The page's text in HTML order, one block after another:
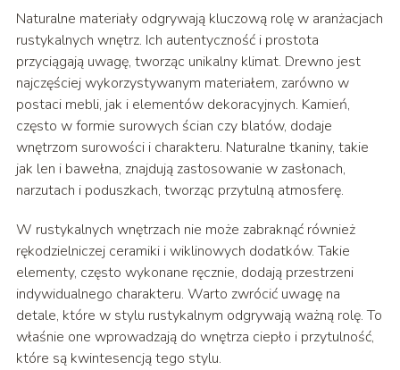
Naturalne materiały odgrywają kluczową rolę w aranżacjach
rustykalnych wnętrz. Ich autentyczność i prostota
przyciągają uwagę, tworząc unikalny klimat. Drewno jest
najczęściej wykorzystywanym materiałem, zarówno w
postaci mebli, jak i elementów dekoracyjnych. Kamień,
często w formie surowych ścian czy blatów, dodaje
wnętrzom surowości i charakteru. Naturalne tkaniny, takie
jak len i bawełna, znajdują zastosowanie w zasłonach,
narzutach i poduszkach, tworząc przytulną atmosferę.
W rustykalnych wnętrzach nie może zabraknąć również
rękodzielniczej ceramiki i wiklinowych dodatków. Takie
elementy, często wykonane ręcznie, dodają przestrzeni
indywidualnego charakteru. Warto zwrócić uwagę na
detale, które w stylu rustykalnym odgrywają ważną rolę. To
właśnie one wprowadzają do wnętrza ciepło i przytulność,
które są kwintesencją tego stylu.